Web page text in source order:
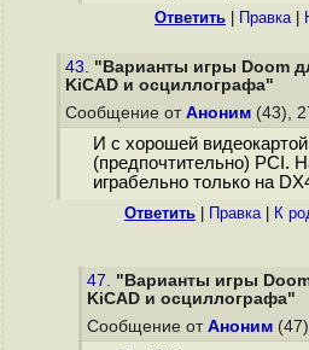
Ответить Правка|
43. "Варианты игры Doom
KiCAD и осциллографа"
Сообщение от Аноним (43),
И с хорошей
(предпочтительно) PCI.
играбельно только на
Ответить Правка| К
47. "Варианты игры
KiCAD и осциллографа"
Сообщение от Аноним